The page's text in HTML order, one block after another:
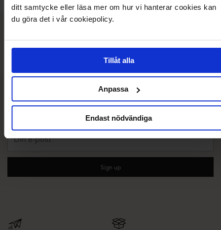
ditt samtycke eller läsa mer om hur vi hanterar cookies kan
du göra det i vår cookiepolicy.
Tillåt alla
Anpassa
Endast nödvändiga
Din
e-
Sign up